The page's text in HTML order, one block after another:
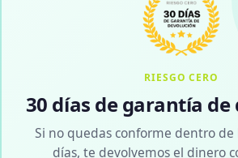
RIESGO CERO
30 días de garantía
Si no quedas conforme dentro de
días, te devolvemos el dinero